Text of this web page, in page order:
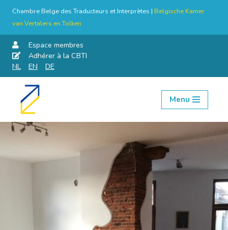
Chambre Belge des Traducteurs et Interprètes | Belgische Kamer
van Vertalers en Tolken
Espace membres
Adhérer à la CBTI
NL
EN DE
Aller
contenu
Menu